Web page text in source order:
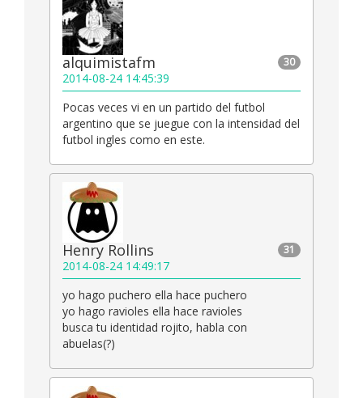
30
alquimistafm
2014-08-24 14:45:39
Pocas veces vi en un partido del futbol
argentino que se juegue con la intensidad del
futbol ingles como en este.
31
Henry Rollins
2014-08-24 14:49:17
yo hago puchero ella hace puchero
yo hago ravioles ella hace ravioles
busca tu identidad rojito, habla con
abuelas(?)